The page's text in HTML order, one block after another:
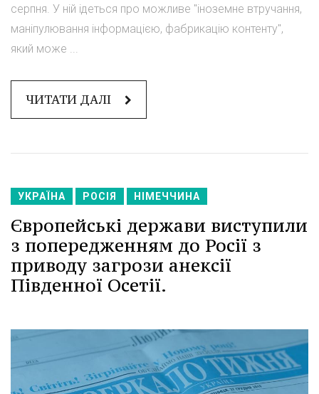
серпня. У ній ідеться про можливе "іноземне втручання,
маніпулювання інформацією, фабрикацію контенту",
який може ...
ЧИТАТИ ДАЛІ
УКРАЇНА РОСІЯ НІМЕЧЧИНА
Європейські держави виступили
з попередженням до Росії з
приводу загрози анексії
Південної Осетії.